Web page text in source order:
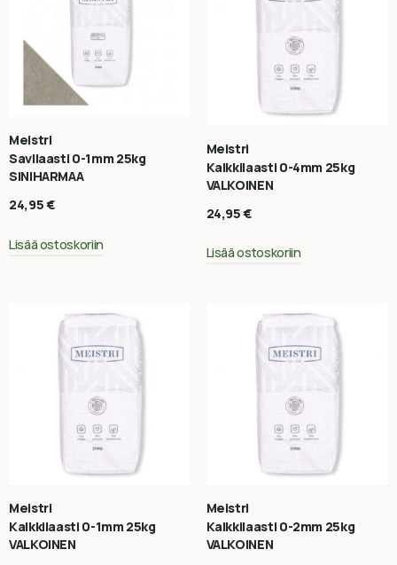
Meistri
Savilaasti 0-1mm 25kg
SINIHARMAA
24,95€
Lisää ostoskoriin
Meistri
Kalkkilaasti 0-4mm 25kg
VALKOINEN
24,95€
Lisää ostoskoriin
Meistri
Kalkkilaasti 0-1mm 25kg
VALKOINEN
Meistri
Kalkkilaasti 0-2mm 25kg
VALKOINEN